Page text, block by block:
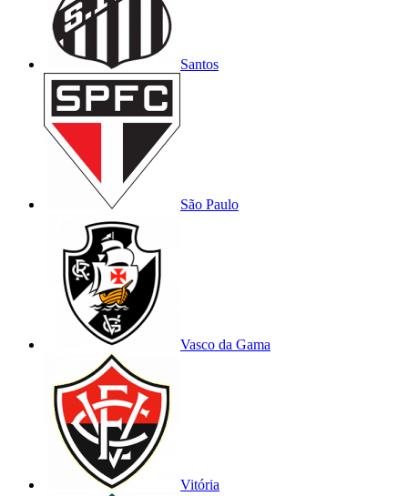
Santos
São Paulo
Vasco da Gama
Vitória